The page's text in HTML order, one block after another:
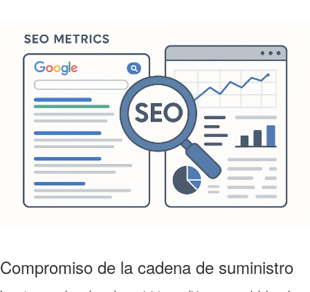
Compromiso de la cadena de suministro